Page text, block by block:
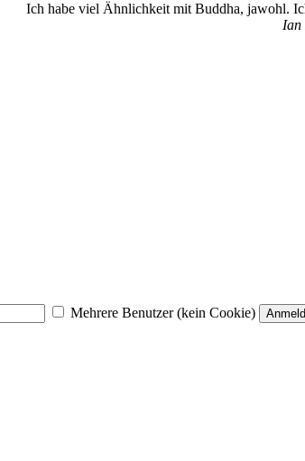
Ich habe viel Ähnlichkeit mit Buddha, jawohl.
Ian
Mehrere Benutzer (kein Cookie)